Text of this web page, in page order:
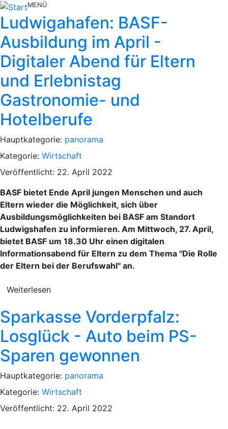
MENÜ
Ludwigahafen: BASF-
Ausbildung im April -
Digitaler Abend für Eltern
und Erlebnistag
Gastronomie- und
Hotelberufe
Hauptkategorie: panorama
Kategorie: Wirtschaft
Veröffentlicht: 22. April 2022
BASF bietet Ende April jungen Menschen und auch
Eltern wieder die Möglichkeit, sich über
Ausbildungsmöglichkeiten bei BASF am Standort
Ludwigshafen zu informieren. Am Mittwoch, 27. April,
bietet BASF um 18.30 Uhr einen digitalen
Informationsabend für Eltern zu dem Thema "Die Rolle
der Eltern bei der Berufswahl" an.
Weiterlesen
Sparkasse Vorderpfalz:
Losglück - Auto beim PS-
Sparen gewonnen
Hauptkategorie: panorama
Kategorie: Wirtschaft
Veröffentlicht: 22. April 2022